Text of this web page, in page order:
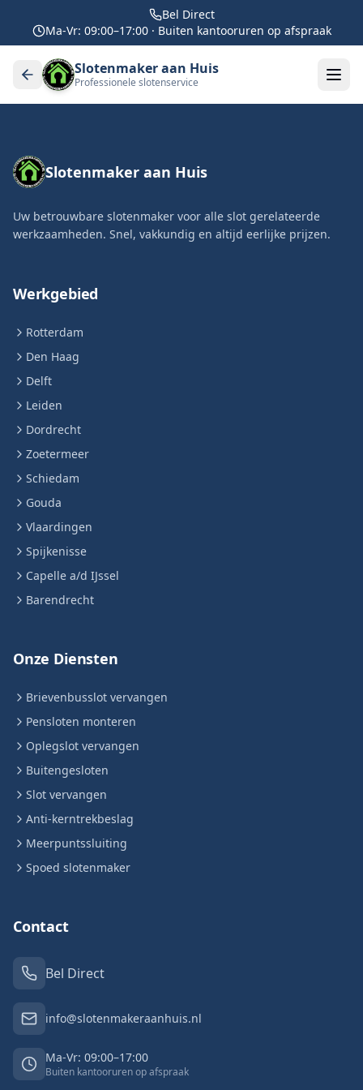
Bel Direct
Ma-Vr: 09:00–17:00 · Buiten kantooruren op afspraak
Slotenmaker aan Huis
Professionele slotenservice
Slotenmaker aan Huis
Uw betrouwbare slotenmaker voor alle slot gerelateerde
werkzaamheden. Snel, vakkundig en altijd eerlijke prijzen.
Werkgebied
Rotterdam
Den Haag
Delft
Leiden
Dordrecht
Zoetermeer
Schiedam
Gouda
Vlaardingen
Spijkenisse
Capelle a/d IJssel
Barendrecht
Onze Diensten
Brievenbusslot vervangen
Pensloten monteren
Oplegslot vervangen
Buitengesloten
Slot vervangen
Anti-kerntrekbeslag
Meerpuntssluiting
Spoed slotenmaker
Contact
Bel Direct
info@slotenmakeraanhuis.nl
Ma-Vr: 09:00–17:00
Buiten kantooruren op afspraak